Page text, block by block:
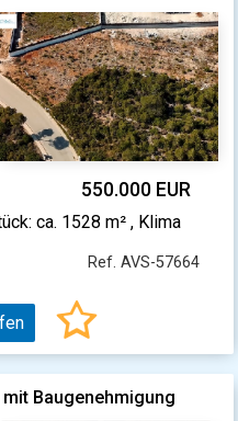
550.000 EUR
ca. 1528 m² , Klima
Ref. AVS-57664
Baugenehmigung